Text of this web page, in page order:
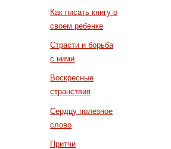
Как писать книгу о
своем ребенке
Страсти и борьба
с ними
Воскресные
странствия
Сердцу полезное
слово
Притчи